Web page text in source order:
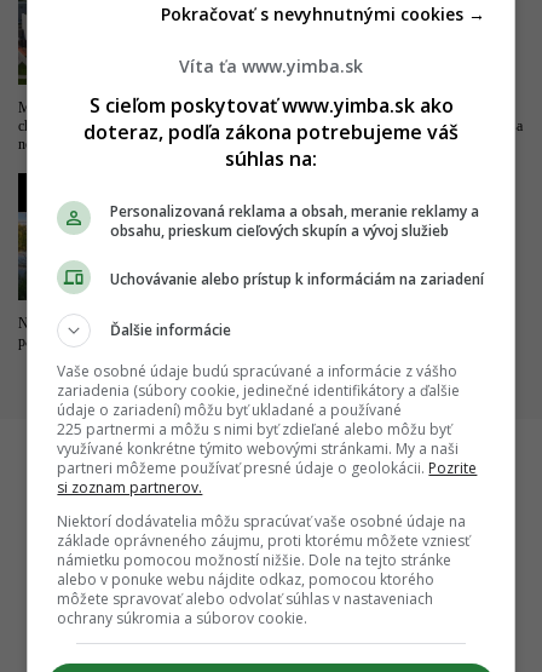
Milióny do vyššieho vzdelania. Trenčín
chce byť univerzitným mestom, buduje
nový kampus
Drastické zlepšenie pre železničnú
dopravu. Trať z Bratislavy do Komárna sa
má modernizovať, zvýši sa jej kapacita
Nová pýcha mesta kultúry. Výnimočný
park čoskoro doplní unikátny most
Víta ťa www.yimba.sk
S cieľom poskytovať www.yimba.sk ako
doteraz, podľa zákona potrebujeme váš
súhlas na:
Personalizovaná reklama a obsah, meranie reklamy a
obsahu, prieskum cieľových skupín a vývoj služieb
Uchovávanie alebo prístup k informáciám na zariadení
Ďalšie informácie
Vaše osobné údaje budú spracúvané a informácie z vášho
zariadenia (súbory cookie, jedinečné identifikátory a ďalšie
údaje o zariadení) môžu byť ukladané a používané
225 partnermi a môžu s nimi byť zdieľané alebo môžu byť
využívané konkrétne týmito webovými stránkami. My a naši
partneri môžeme používať presné údaje o geolokácii. Pozrite
si zoznam partnerov.
Niektorí dodávatelia môžu spracúvať vaše osobné údaje na
základe oprávneného záujmu, proti ktorému môžete vzniesť
námietku pomocou možností nižšie. Dole na tejto stránke
alebo v ponuke webu nájdite odkaz, pomocou ktorého
môžete spravovať alebo odvolať súhlas v nastaveniach
ochrany súkromia a súborov cookie.
Pokračovať s nevyhnutnými cookies →